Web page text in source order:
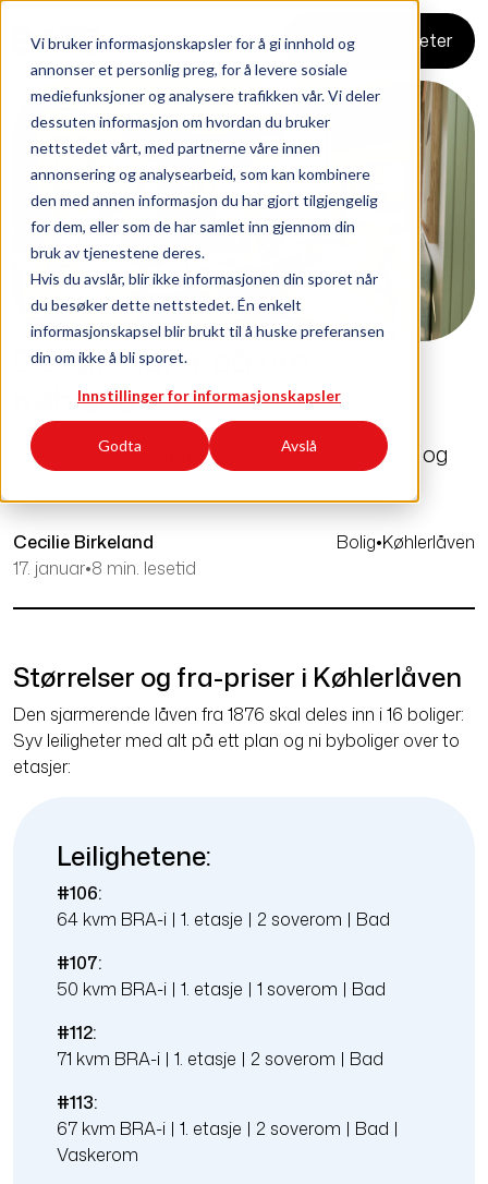
Vi bruker informasjonskapsler for å gi innhold og
annonser et personlig preg, for å levere sosiale
mediefunksjoner og analysere trafikken vår. Vi deler
dessuten informasjon om hvordan du bruker
nettstedet vårt, med partnerne våre innen
annonsering og analysearbeid, som kan kombinere
den med annen informasjon du har gjort tilgjengelig
for dem, eller som de har samlet inn gjennom din
bruk av tjenestene deres.
Hvis du avslår, blir ikke informasjonen din sporet når
du besøker dette nettstedet. Én enkelt
informasjonskapsel blir brukt til å huske preferansen
din om ikke å bli sporet.
Innstillinger for informasjonskapsler
Godta Avslå
Se alle nyheter
Det alle lurer på om
Køhlerlåven
Hvordan blir leilighetene og byboligene - og
Cecilie Birkeland
17. januar•8 min. lesetid
Bolig•Køhlerlåven
Størrelser og fra-priser i Køhlerlåven
Den sjarmerende låven fra 1876 skal deles inn i 16 boliger:
Syv leiligheter med alt på ett plan og ni byboliger over to
etasjer:
Leilighetene:
#106:
64 kvm BRA-i | 1. etasje | 2 soverom | Bad
#107:
50 kvm BRA-i | 1. etasje | 1 soverom | Bad
#112:
71 kvm BRA-i | 1. etasje | 2 soverom | Bad
#113:
67 kvm BRA-i | 1. etasje | 2 soverom | Bad |
Vaskerom